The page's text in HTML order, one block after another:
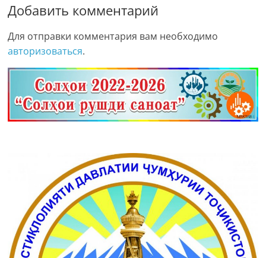
Добавить комментарий
Для отправки комментария вам необходимо
авторизоваться.